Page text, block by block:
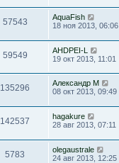
57543
AquaFish
18 ноя 2013, 06:06
59549
AHDPEI-L
19 окт 2013, 11:01
135296
Александр М
08 окт 2013, 09:49
142537
hagakure
28 авг 2013, 07:11
5783
olegaustrale
24 авг 2013, 12:25